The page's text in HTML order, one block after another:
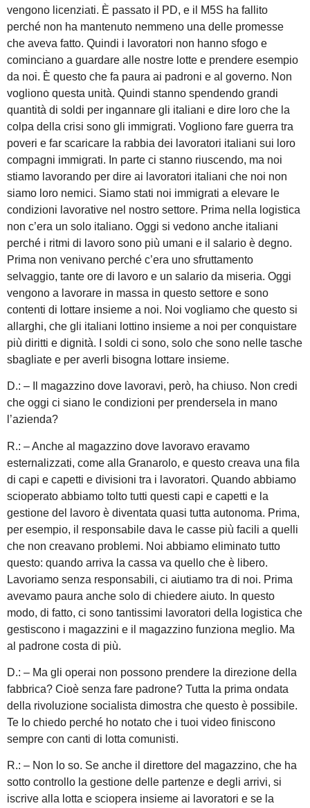
vengono licenziati. È passato il PD, e il M5S ha fallito
perché non ha mantenuto nemmeno una delle promesse
che aveva fatto. Quindi i lavoratori non hanno sfogo e
cominciano a guardare alle nostre lotte e prendere esempio
da noi. È questo che fa paura ai padroni e al governo. Non
vogliono questa unità. Quindi stanno spendendo grandi
quantità di soldi per ingannare gli italiani e dire loro che la
colpa della crisi sono gli immigrati. Vogliono fare guerra tra
poveri e far scaricare la rabbia dei lavoratori italiani sui loro
compagni immigrati. In parte ci stanno riuscendo, ma noi
stiamo lavorando per dire ai lavoratori italiani che noi non
siamo loro nemici. Siamo stati noi immigrati a elevare le
condizioni lavorative nel nostro settore. Prima nella logistica
non c’era un solo italiano. Oggi si vedono anche italiani
perché i ritmi di lavoro sono più umani e il salario è degno.
Prima non venivano perché c’era uno sfruttamento
selvaggio, tante ore di lavoro e un salario da miseria. Oggi
vengono a lavorare in massa in questo settore e sono
contenti di lottare insieme a noi. Noi vogliamo che questo si
allarghi, che gli italiani lottino insieme a noi per conquistare
più diritti e dignità. I soldi ci sono, solo che sono nelle tasche
sbagliate e per averli bisogna lottare insieme.
D.: – Il magazzino dove lavoravi, però, ha chiuso. Non credi
che oggi ci siano le condizioni per prendersela in mano
l’azienda?
R.: – Anche al magazzino dove lavoravo eravamo
esternalizzati, come alla Granarolo, e questo creava una fila
di capi e capetti e divisioni tra i lavoratori. Quando abbiamo
scioperato abbiamo tolto tutti questi capi e capetti e la
gestione del lavoro è diventata quasi tutta autonoma. Prima,
per esempio, il responsabile dava le casse più facili a quelli
che non creavano problemi. Noi abbiamo eliminato tutto
questo: quando arriva la cassa va quello che è libero.
Lavoriamo senza responsabili, ci aiutiamo tra di noi. Prima
avevamo paura anche solo di chiedere aiuto. In questo
modo, di fatto, ci sono tantissimi lavoratori della logistica che
gestiscono i magazzini e il magazzino funziona meglio. Ma
al padrone costa di più.
D.: – Ma gli operai non possono prendere la direzione della
fabbrica? Cioè senza fare padrone? Tutta la prima ondata
della rivoluzione socialista dimostra che questo è possibile.
Te lo chiedo perché ho notato che i tuoi video finiscono
sempre con canti di lotta comunisti.
R.: – Non lo so. Se anche il direttore del magazzino, che ha
sotto controllo la gestione delle partenze e degli arrivi, si
iscrive alla lotta e sciopera insieme ai lavoratori e se la